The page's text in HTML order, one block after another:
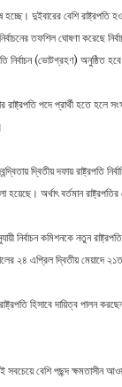
দুইবারের বেশি রাষ্ট্রপতি
তফশিল ঘোষণা করেছে
(ভোটগ্রহণ) অনুষ্ঠিত
রাষ্ট্রপতি পদে প্রার্থী হতে
দ্বিতীয় দফায় রাষ্ট্রপতি
হয়েছে। অর্থাৎ বর্তমান
নির্বাচন কমিশনকে নতুন
২৪ এপ্রিল দ্বিতীয় মেয়াদে
হিসাবে দায়িত্ব পালন
সবচেয়ে বেশি পছন্দ ক্ষমতাসীন